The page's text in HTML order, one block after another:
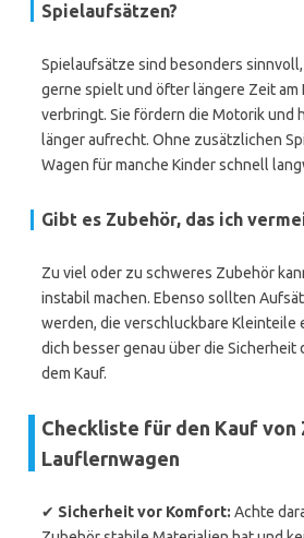
Spielaufsätzen?
Spielaufsätze sind besonders
gerne spielt und öfter längere Zeit am
verbringt. Sie fördern die Motorik und
länger aufrecht. Ohne zusätzlichen
Wagen für manche Kinder schnell
Gibt es Zubehör, das ich
Zu viel oder zu schweres Zubehör
instabil machen. Ebenso sollten
werden, die verschluckbare Kleinteile
dich besser genau über die Sicherheit
dem Kauf.
Checkliste für den Kauf von
Lauflernwagen
✔ Sicherheit vor Komfort: Achte